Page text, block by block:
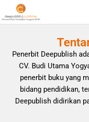
Penerbit Deepublish
CV. Budi Utama
penerbit buku yang
bidang pendidikan,
Deepublish didirikan